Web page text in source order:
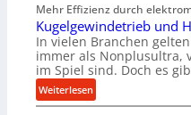
i
g
e
r
t
U
h
r
A
r
b
e
Mehr Effizienz durch
Kugelgewindetrieb und
In vielen Branchen
immer als Nonplusultra,
im Spiel sind. Doch es
Weiterlesen:
K